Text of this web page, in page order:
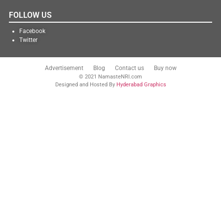
FOLLOW US
Facebook
Twitter
Advertisement Blog Contact us Buy now
© 2021 NamasteNRI.com
Designed and Hosted By Hyderabad Graphics